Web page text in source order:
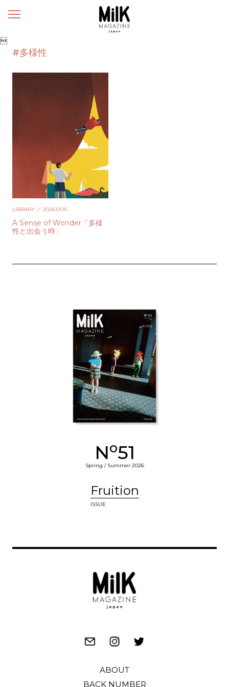
メ

#多様性
LIBRARY ／ 2026.01.15
A Sense of Wonder「多様
性と出会う時」
No51
Spring / Summer 2026
Fruition
ISSUE
ABOUT
BACK NUMBER